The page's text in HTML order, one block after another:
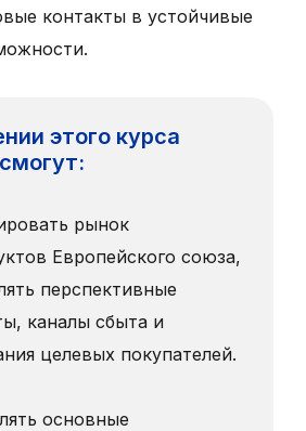
контакты в устойчивые
этого курса
рынок
Европейского союза,
перспективные
каналы сбыта и
целевых покупателей.
основные